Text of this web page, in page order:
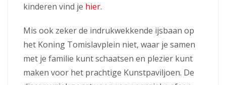
kinderen vind je hier.
Mis ook zeker de indrukwekkende ijsbaan op
het Koning Tomislavplein niet, waar je samen
met je familie kunt schaatsen en plezier kunt
maken voor het prachtige Kunstpaviljoen. De